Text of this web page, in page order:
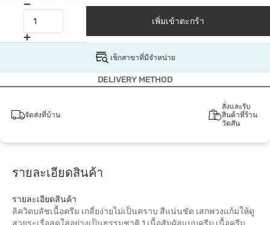
เพิ่มเข้าตะกร้า
เช็กสาขาที่มีจำหน่าย
DELIVERY METHOD
จัดส่งที่บ้าน
สั่งและรับ
สินค้าที่ร้าน
วัตสัน
รายละเอียดสินค้า
รายละเอียดสินค้า
ลิควิดบลัชเนื้อครีม เกลี่ยง่ายไม่เป็นคราบ สีแน่นชัด เสกพวงแก้มให้ดู